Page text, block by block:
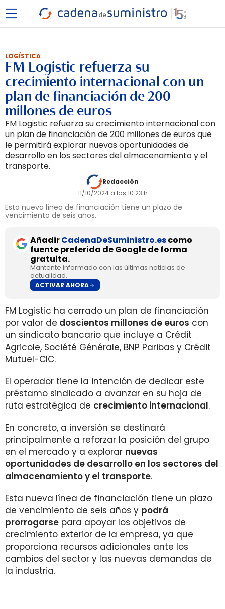
LOGÍSTICA
FM Logistic refuerza su
crecimiento internacional con un
plan de financiación de 200
millones de euros
FM Logistic refuerza su crecimiento internacional con
un plan de financiación de 200 millones de euros que
le permitirá explorar nuevas oportunidades de
desarrollo en los sectores del almacenamiento y el
transporte.
Redacción
11/10/2024 a las 10:23 h
Esta nueva línea de financiación tiene un plazo de
vencimiento de seis años.
AñadirCadenaDeSuministro.escomo
fuente preferida de Google de forma
gratuita.
Mantente informado con las últimas noticias de
actualidad.
ACTIVAR AHORA
FM Logistic ha cerrado un plan de financiación
por valor de doscientos millones de euros con
un sindicato bancario que incluye a Crédit
Agricole, Société Générale, BNP Paribas y Crédit
Mutuel-CIC.
El operador tiene la intención de dedicar este
préstamo sindicado a avanzar en su hoja de
ruta estratégica de crecimiento internacional.
En concreto, a inversión se destinará
principalmente a reforzar la posición del grupo
en el mercado y a explorar nuevas
oportunidades de desarrollo en los sectores del
almacenamiento y el transporte.
Esta nueva línea de financiación tiene un plazo
de vencimiento de seis años y podrá
prorrogarse para apoyar los objetivos de
crecimiento exterior de la empresa, ya que
proporciona recursos adicionales ante los
cambios del sector y las nuevas demandas de
la industria.